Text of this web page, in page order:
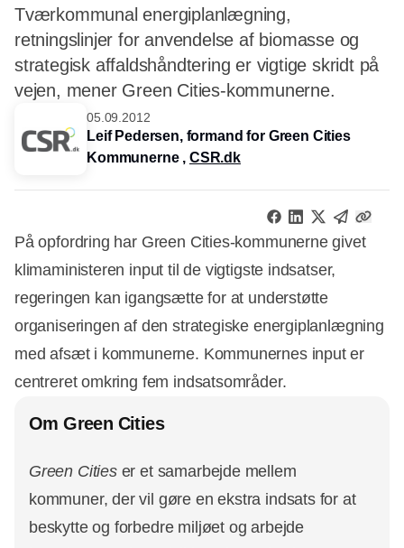
Tværkommunal energiplanlægning,
retningslinjer for anvendelse af biomasse og
strategisk affaldshåndtering er vigtige skridt på
vejen, mener Green Cities-kommunerne.
05.09.2012
Leif Pedersen, formand for Green Cities
Kommunerne , CSR.dk
På opfordring har Green Cities-kommunerne givet
klimaministeren input til de vigtigste indsatser,
regeringen kan igangsætte for at understøtte
organiseringen af den strategiske energiplanlægning
med afsæt i kommunerne. Kommunernes input er
centreret omkring fem indsatsområder.
Om Green Cities
Green Cities er et samarbejde mellem
kommuner, der vil gøre en ekstra indsats for at
beskytte og forbedre miljøet og arbejde